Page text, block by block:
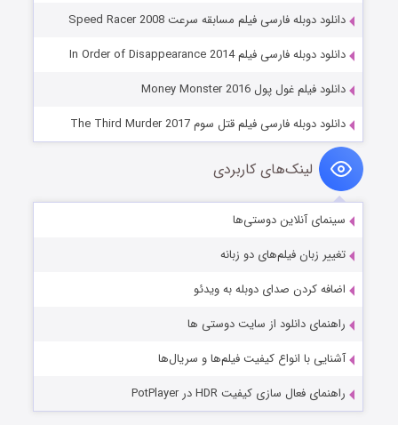
دانلود دوبله فارسی فیلم مسابقه سرعت Speed Racer 2008
دانلود دوبله فارسی فیلم In Order of Disappearance 2014
دانلود فیلم غول پول Money Monster 2016
دانلود دوبله فارسی فیلم قتل سوم The Third Murder 2017
لینک‌های کاربردی
سینمای آنلاین دوستی‌ها
تغییر زبان فیلم‌های دو زبانه
اضافه کردن صدای دوبله به ویدئو
راهنمای دانلود از سایت دوستی ها
آشنایی با انواع کیفیت فیلم‌ها و سریال‌ها
راهنمای فعال سازی کیفیت HDR در PotPlayer